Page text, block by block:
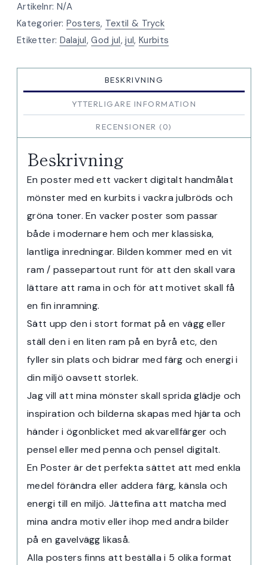
mängd
Artikelnr: N/A
Kategorier: Posters, Textil & Tryck
Etiketter: Dalajul,God jul,jul, Kurbits
BESKRIVNING
YTTERLIGARE INFORMATION
RECENSIONER (0)
Beskrivning
En poster med ett vackert digitalt handmålat
mönster med en kurbits i vackra julbröds och
gröna toner. En vacker poster som passar
både i modernare hem och mer klassiska,
lantliga inredningar. Bilden kommer med en vit
ram / passepartout runt för att den skall vara
lättare att rama in och för att motivet skall få
en fin inramning.
Sätt upp den i stort format på en vägg eller
ställ den i en liten ram på en byrå etc, den
fyller sin plats och bidrar med färg och energi i
din miljö oavsett storlek.
Jag vill att mina mönster skall sprida glädje och
inspiration och bilderna skapas med hjärta och
händer i ögonblicket med akvarellfärger och
pensel eller med penna och pensel digitalt.
En Poster är det perfekta sättet att med enkla
medel förändra eller addera färg, känsla och
energi till en miljö. Jättefina att matcha med
mina andra motiv eller ihop med andra bilder
på en gavelvägg likaså.
Alla posters finns att beställa i 5 olika format